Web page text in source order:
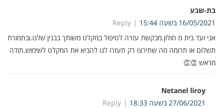
בת-שבע
16/05/2021 בשעה 15:44
Reply
אני ועד בית מ חולון.מבקשת עזרה לטיפול במקלט משותך בבנין שלנו.ובתמורת
תשלום או תרומה מה שתירצו רק תעזרו לנו להביא את המקלט לשימוש.תודה
מראש 👏👏
Netanel liroy
27/06/2021 בשעה 18:33
Reply